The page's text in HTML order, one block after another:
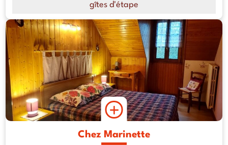
gîtes d'étape
Chez Marinette